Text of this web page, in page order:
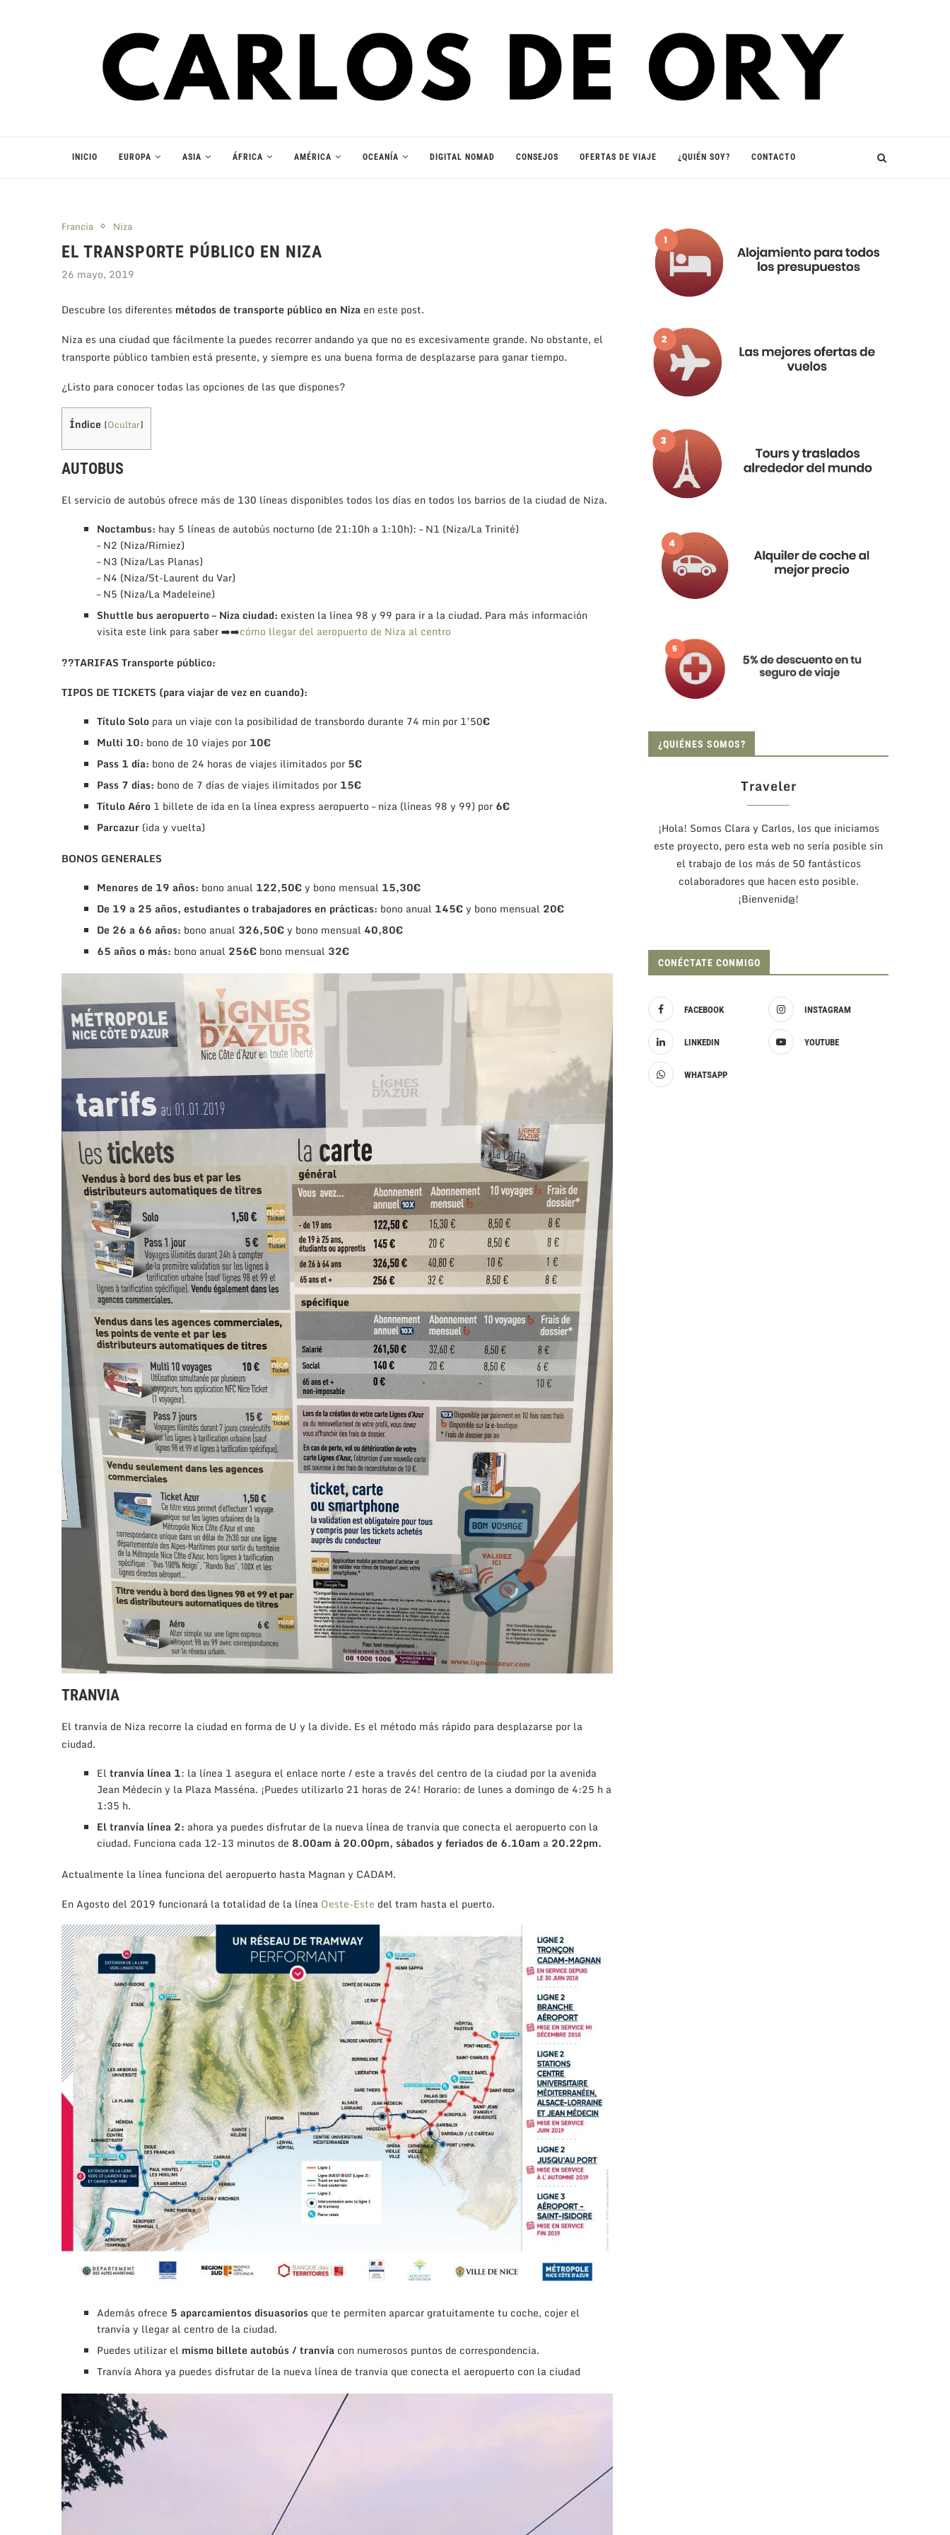
INICIO EUROPA ASIA ÁFRICA AMÉRICA OCEANÍA DIGITAL NOMAD CONSEJOS OFERTAS DE VIAJE ¿QUIÉN SOY? CONTACTO
Francia Niza
EL TRANSPORTE PÚBLICO EN NIZA
26 mayo, 2019
Descubre los diferentes métodos de transporte público en Niza en este post.
Niza es una ciudad que fácilmente la puedes recorrer andando ya que no es excesivamente grande. No obstante, el
transporte público tambien está presente, y siempre es una buena forma de desplazarse para ganar tiempo.
¿Listo para conocer todas las opciones de las que dispones?
Índice [Ocultar]
AUTOBUS
El servicio de autobús ofrece más de 130 líneas disponibles todos los días en todos los barrios de la ciudad de Niza.
Noctambus: hay 5 líneas de autobús nocturno (de 21:10h a 1:10h): – N1 (Niza/La Trinité)
– N2 (Niza/Rimiez)
– N3 (Niza/Las Planas)
– N4 (Niza/St-Laurent du Var)
– N5 (Niza/La Madeleine)
Shuttle bus aeropuerto – Niza ciudad: existen la línea 98 y 99 para ir a la ciudad. Para más información
visita este link para saber ➡️➡️cómo llegar del aeropuerto de Niza al centro
??TARIFAS Transporte público:
TIPOS DE TICKETS (para viajar de vez en cuando):
Título Solo para un viaje con la posibilidad de transbordo durante 74 min por 1’50€
Multi 10: bono de 10 viajes por 10€
Pass 1 día: bono de 24 horas de viajes ilimitados por 5€
Pass 7 días: bono de 7 días de viajes ilimitados por 15€
Título Aéro 1 billete de ida en la línea express aeropuerto – niza (líneas 98 y 99) por 6€
Parcazur (ida y vuelta)
BONOS GENERALES
Menores de 19 años: bono anual 122,50€y bono mensual 15,30€
De 19 a 25 años, estudiantes o trabajadores en prácticas: bono anual 145€y bono mensual 20€
De 26 a 66 años: bono anual 326,50€y bono mensual 40,80€
65 años o más: bono anual 256€ bono mensual 32€
TRANVIA
El tranvía de Niza recorre la ciudad en forma de U y la divide. Es el método más rápido para desplazarse por la
ciudad.
El tranvía línea 1: la línea 1 asegura el enlace norte / este a través del centro de la ciudad por la avenida
Jean Médecin y la Plaza Masséna. ¡Puedes utilizarlo 21 horas de 24! Horario: de lunes a domingo de 4:25 h a
1:35 h.
El tranvía línea 2: ahora ya puedes disfrutar de la nueva línea de tranvia que conecta el aeropuerto con la
ciudad. Funciona cada 12-13 minutos de 8.00am à 20.00pm, sábados y feriados de 6.10am a 20.22pm.
Actualmente la línea funciona del aeropuerto hasta Magnan y CADAM.
En Agosto del 2019 funcionará la totalidad de la línea Oeste-Este del tram hasta el puerto.
Además ofrece 5 aparcamientos disuasorios que te permiten aparcar gratuitamente tu coche, cojer el
tranvíay llegar al centro de la ciudad.
Puedes utilizar el mismo billete autobús / tranvía con numerosos puntos de correspondencia.
Tranvía Ahora ya puedes disfrutar de la nueva línea de tranvia que conecta el aeropuerto con la ciudad
¿QUIÉNES SOMOS?
Traveler
¡Hola! Somos Clara y Carlos, los que iniciamos
este proyecto, pero esta web no sería posible sin
el trabajo de los más de 50 fantásticos
colaboradores que hacen esto posible.
¡Bienvenid@!
CONÉCTATE CONMIGO
FACEBOOK INSTAGRAM
LINKEDIN YOUTUBE
WHATSAPP